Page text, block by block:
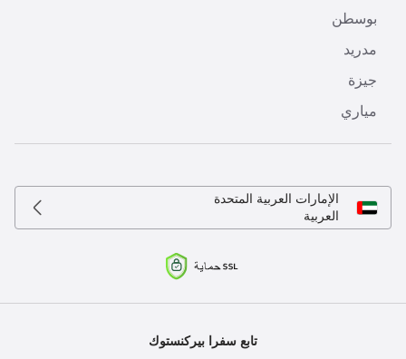
بوسطن
مدريد
جيزة
مياري
الإمارات العربية المتحدة
العربية
تابع سفرا بيركنستوك